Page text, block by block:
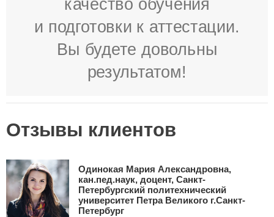
качество обучения
и подготовки к аттестации.
Вы будете довольны
результатом!
Отзывы клиентов
Одинокая Мария Александровна,
кан.пед.наук, доцент, Санкт-
Петербургский политехнический
университет Петра Великого г.Санкт-
Петербург